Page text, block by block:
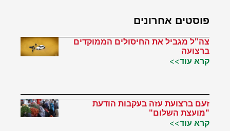
פוסטים אחרונים
צה"ל מגביל את החיסולים הממוקדים
ברצועה
קרא עוד>>
זעם ברצועת עזה בעקבות הודעת
"מועצת השלום"
קרא עוד>>